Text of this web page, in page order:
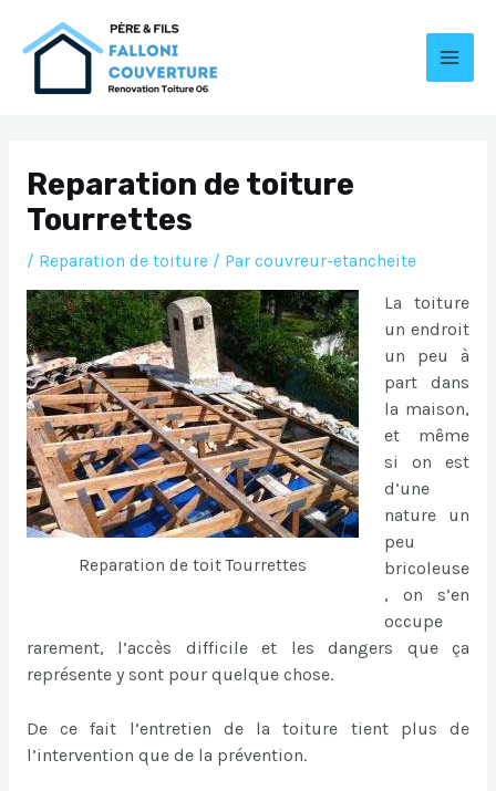
Reparation de toiture
Tourrettes
/ Reparation de toiture/ Par couvreur-etancheite
Reparation de toit Tourrettes
La toiture
un endroit
un peu à
part dans
la maison,
et même
si on est
d’une
nature un
peu
bricoleuse
, on s’en
occupe
rarement, l’accès difficile et les dangers que ça
représente y sont pour quelque chose.
De ce fait l’entretien de la toiture tient plus de
l’intervention que de la prévention.